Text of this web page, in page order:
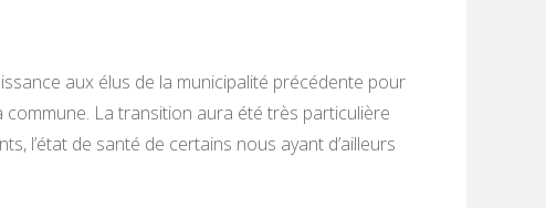
aux élus de la municipalité précédente pour
commune. La transition aura été très particulière
l’état de santé de certains nous ayant d’ailleurs